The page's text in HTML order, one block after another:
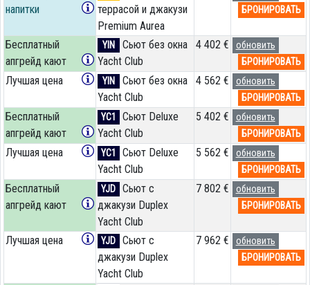
напитки
террасой и джакузи
Premium Aurea
БРОНИРОВАТЬ
Бесплатный
апгрейд кают
YIN
Сьют без окна
Yacht Club
4 402 €
обновить
БРОНИРОВАТЬ
Лучшая цена YIN
Сьют без окна
Yacht Club
4 562 €
обновить
БРОНИРОВАТЬ
Бесплатный
апгрейд кают
YC1
Сьют Deluxe
Yacht Club
5 402 €
обновить
БРОНИРОВАТЬ
Лучшая цена YC1
Сьют Deluxe
Yacht Club
5 562 €
обновить
БРОНИРОВАТЬ
Бесплатный
апгрейд кают
YJD
Сьют с
джакузи Duplex
Yacht Club
7 802 €
обновить
БРОНИРОВАТЬ
Лучшая цена YJD
Сьют с
джакузи Duplex
Yacht Club
7 962 €
обновить
БРОНИРОВАТЬ